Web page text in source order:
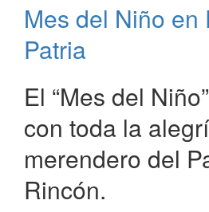
"Pinín
Palma"
de
la
Patria
Mes del Niño en
Patria
El “Mes del
con toda la
merendero del
Rincón.